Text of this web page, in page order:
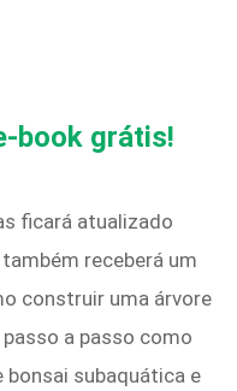
book grátis!
ficará atualizado
receberá um
construir uma árvore
passo a passo como
bonsai subaquática e